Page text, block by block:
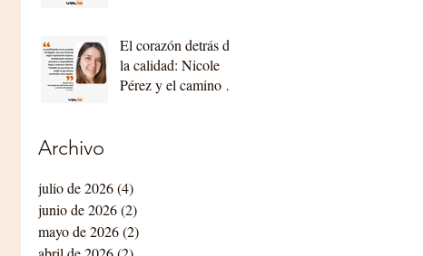
El corazón detrás de
la calidad: Nicole
Pérez y el camino de
Archivo
julio de 2026(4)
junio de 2026(2)
mayo de 2026(2)